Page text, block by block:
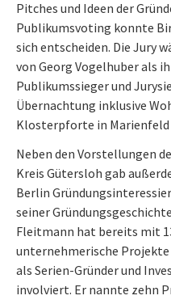
Pitches und Ideen der
Publikumsvoting konnte
sich entscheiden. Die Jury
von Georg Vogelhuber als
Publikumssieger und
Übernachtung inklusive
Klosterpforte in Marienfeld
Neben den Vorstellungen
Kreis Gütersloh gab
Berlin
seiner
Fleitmann hat bereits mit
unternehmerische
als Serien-Gründer und
involviert. Er nannte zehn